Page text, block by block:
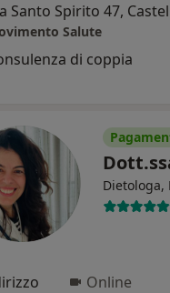
Santo Spirito 47,
Salute
di coppia
Online